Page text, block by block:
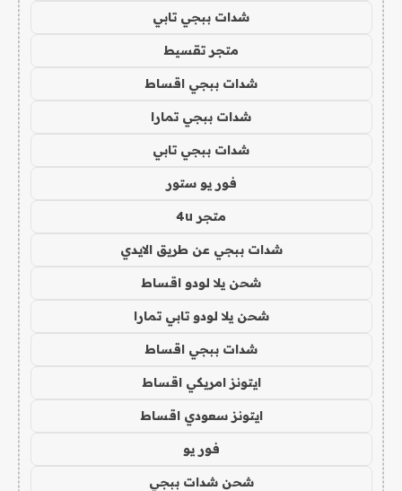
شدات ببجي تابي
متجر تقسيط
شدات ببجي اقساط
شدات ببجي تمارا
شدات ببجي تابي
فور يو ستور
متجر 4u
شدات ببجي عن طريق الايدي
شحن يلا لودو اقساط
شحن يلا لودو تابي تمارا
شدات ببجي اقساط
ايتونز امريكي اقساط
ايتونز سعودي اقساط
فور يو
شحن شدات ببجي